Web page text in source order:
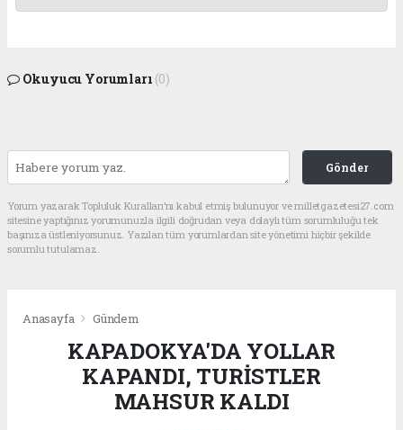
Okuyucu Yorumları (0)
Gönder
Yorum yazarak Topluluk Kuralları’nı kabul etmiş bulunuyor ve milletgazetesi27.com
sitesine yaptığınız yorumunuzla ilgili doğrudan veya dolaylı tüm sorumluluğu tek
başınıza üstleniyorsunuz. Yazılan tüm yorumlardan site yönetimi hiçbir şekilde
sorumlu tutulamaz.
Anasayfa Gündem
KAPADOKYA'DA YOLLAR
KAPANDI, TURİSTLER
MAHSUR KALDI